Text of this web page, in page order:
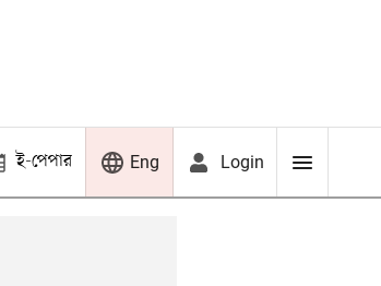
ই-পেপার Eng Login